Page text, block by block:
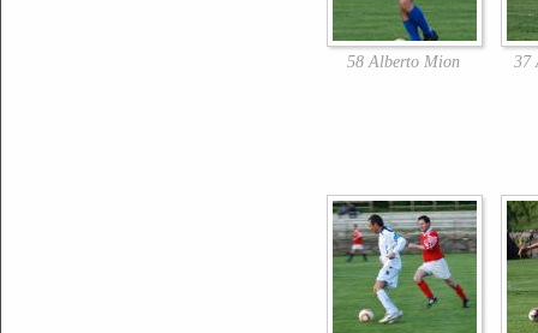
58 Alberto Mion 37